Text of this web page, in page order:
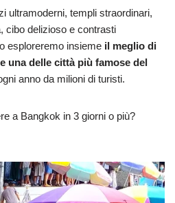
ultramoderni, templi straordinari,
cibo delizioso e contrasti
esploreremo insieme il meglio di
una delle città più famose del
anno da milioni di turisti.
a Bangkok in 3 giorni o più?